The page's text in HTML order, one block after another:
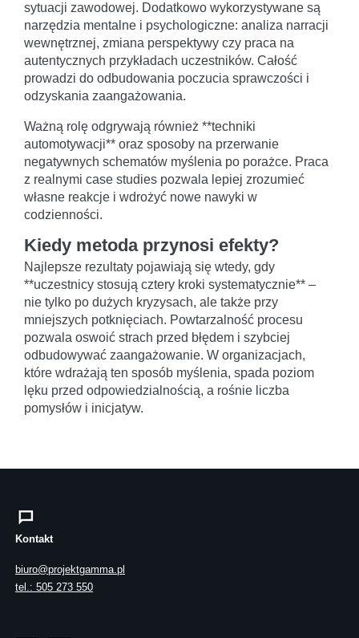
sytuacji zawodowej. Dodatkowo wykorzystywane są
narzędzia mentalne i psychologiczne: analiza narracji
wewnętrznej, zmiana perspektywy czy praca na
autentycznych przykładach uczestników. Całość
prowadzi do odbudowania poczucia sprawczości i
odzyskania zaangażowania.
Ważną rolę odgrywają również **techniki
automotywacji** oraz sposoby na przerwanie
negatywnych schematów myślenia po porażce. Praca
z realnymi case studies pozwala lepiej zrozumieć
własne reakcje i wdrożyć nowe nawyki w
codzienności.
Kiedy metoda przynosi efekty?
Najlepsze rezultaty pojawiają się wtedy, gdy
**uczestnicy stosują cztery kroki systematycznie** –
nie tylko po dużych kryzysach, ale także przy
mniejszych potknięciach. Powtarzalność procesu
pozwala oswoić strach przed błędem i szybciej
odbudowywać zaangażowanie. W organizacjach,
które wdrażają ten sposób myślenia, spada poziom
lęku przed odpowiedzialnością, a rośnie liczba
pomysłów i inicjatyw.
Kontakt
biuro@projektgamma.pl
tel.: 505 273 550